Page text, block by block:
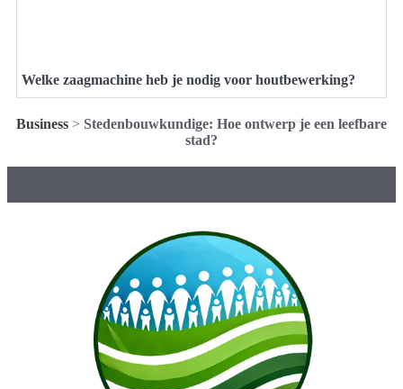
Welke zaagmachine heb je nodig voor houtbewerking?
Business > Stedenbouwkundige: Hoe ontwerp je een leefbare
stad?